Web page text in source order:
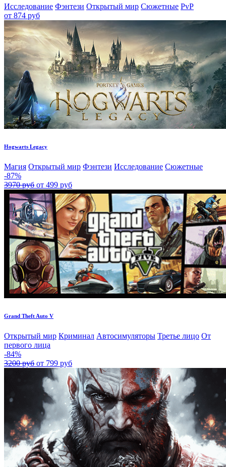
Исследование Фэнтези Открытый мир Сюжетные PvP
от 874 руб
Hogwarts Legacy
Магия Открытый мир Фэнтези Исследование Сюжетные
-87%
3970 руб от 499 руб
Grand Theft Auto V
Открытый мир Криминал Автосимуляторы Третье лицо От
первого лица
-84%
3200 руб от 799 руб